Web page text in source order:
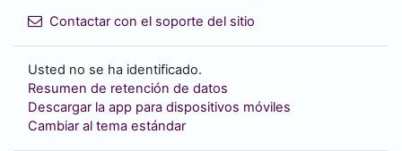
Contactar con el soporte del sitio
Usted no se ha identificado.
Resumen de retención de datos
Descargar la app para dispositivos móviles
Cambiar al tema estándar